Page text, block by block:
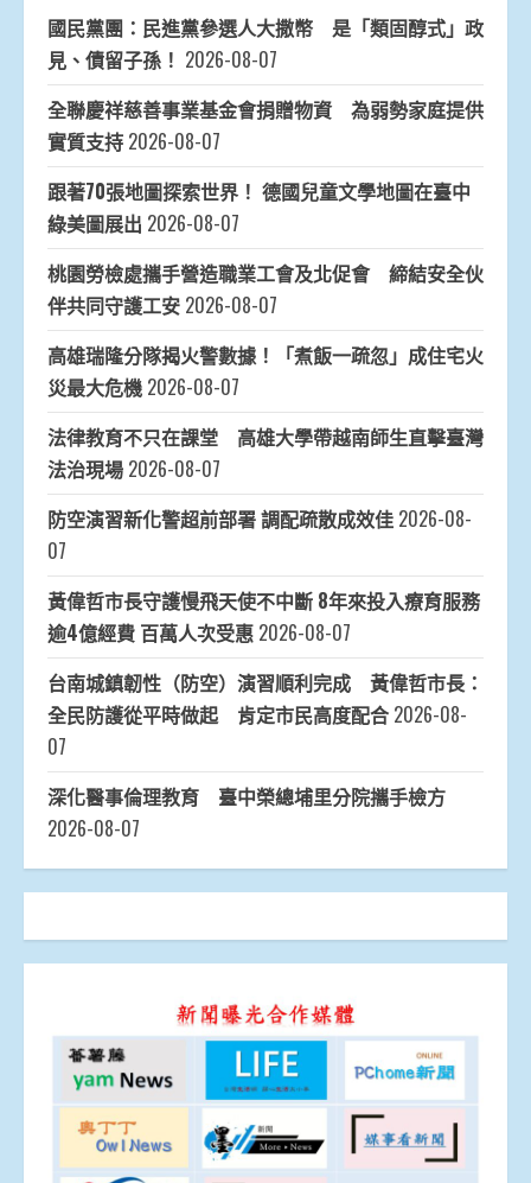
國民黨團：民進黨參選人大撒幣 是「類固醇式」政
見、債留子孫！ 2026-08-07
全聯慶祥慈善事業基金會捐贈物資 為弱勢家庭提供
實質支持 2026-08-07
跟著70張地圖探索世界！ 德國兒童文學地圖在臺中
綠美圖展出 2026-08-07
桃園勞檢處攜手營造職業工會及北促會 締結安全伙
伴共同守護工安 2026-08-07
高雄瑞隆分隊揭火警數據！「煮飯一疏忽」成住宅火
災最大危機 2026-08-07
法律教育不只在課堂 高雄大學帶越南師生直擊臺灣
法治現場 2026-08-07
防空演習新化警超前部署 調配疏散成效佳 2026-08-
07
黃偉哲市長守護慢飛天使不中斷 8年來投入療育服務
逾4億經費 百萬人次受惠 2026-08-07
台南城鎮韌性（防空）演習順利完成 黃偉哲市長：
全民防護從平時做起 肯定市民高度配合 2026-08-
07
深化醫事倫理教育 臺中榮總埔里分院攜手檢方
2026-08-07